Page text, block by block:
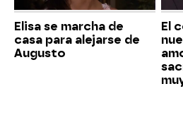
Elisa se marcha de
casa para alejarse de
Augusto
El